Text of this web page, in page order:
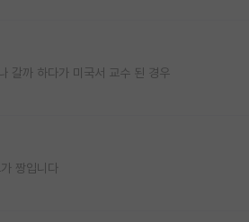
갈까 하다가 미국서 교수 된 경우
짱입니다